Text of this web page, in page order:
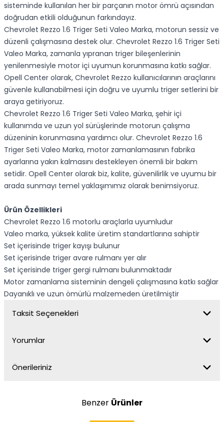
sisteminde kullanılan her bir parçanın motor ömrü açısından
doğrudan etkili olduğunun farkındayız.
Chevrolet Rezzo 1.6 Triger Seti Valeo Marka, motorun sessiz ve
düzenli çalışmasına destek olur. Chevrolet Rezzo 1.6 Triger Seti
Valeo Marka, zamanla yıpranan triger bileşenlerinin
yenilenmesiyle motor içi uyumun korunmasına katkı sağlar.
Opell Center olarak, Chevrolet Rezzo kullanıcılarının araçlarını
güvenle kullanabilmesi için doğru ve uyumlu triger setlerini bir
araya getiriyoruz.
Chevrolet Rezzo 1.6 Triger Seti Valeo Marka, şehir içi
kullanımda ve uzun yol sürüşlerinde motorun çalışma
düzeninin korunmasına yardımcı olur. Chevrolet Rezzo 1.6
Triger Seti Valeo Marka, motor zamanlamasının fabrika
ayarlarına yakın kalmasını destekleyen önemli bir bakım
setidir. Opell Center olarak biz, kalite, güvenilirlik ve uyumu bir
arada sunmayı temel yaklaşımımız olarak benimsiyoruz.
Ürün Özellikleri
Chevrolet Rezzo 1.6 motorlu araçlarla uyumludur
Valeo marka, yüksek kalite üretim standartlarına sahiptir
Set içerisinde triger kayışı bulunur
Set içerisinde triger avare rulmanı yer alır
Set içerisinde triger gergi rulmanı bulunmaktadır
Motor zamanlama sisteminin dengeli çalışmasına katkı sağlar
Dayanıklı ve uzun ömürlü malzemeden üretilmiştir
Taksit Seçenekleri
Yorumlar
Önerileriniz
Benzer Ürünler